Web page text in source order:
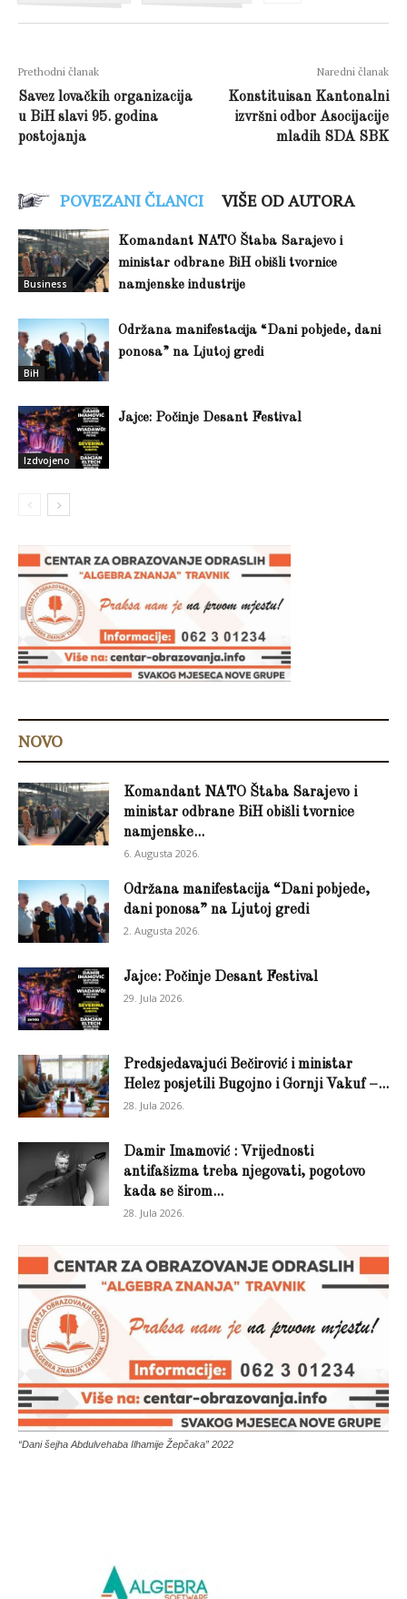
Prethodni članak
Savez lovačkih organizacija
u BiH slavi 95. godina
postojanja
Naredni članak
Konstituisan Kantonalni
izvršni odbor Asocijacije
mladih SDA SBK
POVEZANI ČLANCI VIŠE OD AUTORA
Business
Komandant NATO Štaba Sarajevo i
ministar odbrane BiH obišli tvornice
namjenske industrije
BiH
Održana manifestacija “Dani pobjede, dani
ponosa” na Ljutoj gredi
Izdvojeno
Jajce: Počinje Desant Festival
NOVO
Komandant NATO Štaba Sarajevo i
ministar odbrane BiH obišli tvornice
namjenske...
6. Augusta 2026.
Održana manifestacija “Dani pobjede,
dani ponosa” na Ljutoj gredi
2. Augusta 2026.
Jajce: Počinje Desant Festival
29. Jula 2026.
Predsjedavajući Bečirović i ministar
Helez posjetili Bugojno i Gornji Vakuf –...
28. Jula 2026.
Damir Imamović : Vrijednosti
antifašizma treba njegovati, pogotovo
kada se širom...
28. Jula 2026.
“Dani šejha Abdulvehaba Ilhamije Žepčaka” 2022